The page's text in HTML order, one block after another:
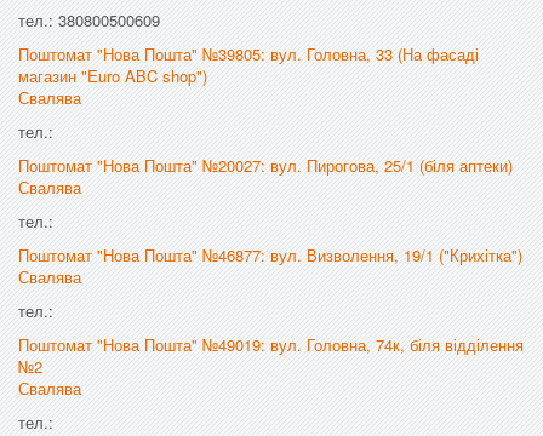
тел.: 380800500609
Поштомат "Нова Пошта" №39805: вул. Головна, 33 (На фасаді
магазин "Euro ABC shop")
Свалява
тел.:
Поштомат "Нова Пошта" №20027: вул. Пирогова, 25/1 (біля аптеки)
Свалява
тел.:
Поштомат "Нова Пошта" №46877: вул. Визволення, 19/1 ("Крихітка")
Свалява
тел.:
Поштомат "Нова Пошта" №49019: вул. Головна, 74к, біля відділення
№2
Свалява
тел.: